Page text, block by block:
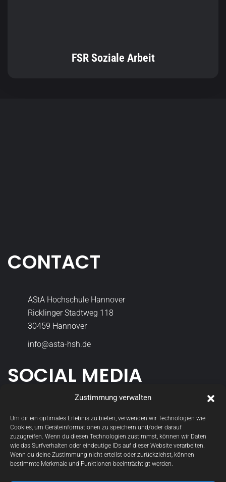
Zustimmung verwalten
Um dir ein optimales Erlebnis zu bieten, verwenden wir Technologien wie
Cookies, um Geräteinformationen zu speichern und/oder darauf
zuzugreifen. Wenn du diesen Technologien zustimmst, können wir Daten
wie das Surfverhalten oder eindeutige IDs auf dieser Website verarbeiten.
Wenn du deine Zustimmung nicht erteilst oder zurückziehst, können
bestimmte Merkmale und Funktionen beeinträchtigt werden.
FSR Soziale Arbeit
CONTACT
AStA Hochschule Hannover
Ricklinger Stadtweg 118
30459 Hannover
info@asta-hsh.de
SOCIAL MEDIA
StudGremien